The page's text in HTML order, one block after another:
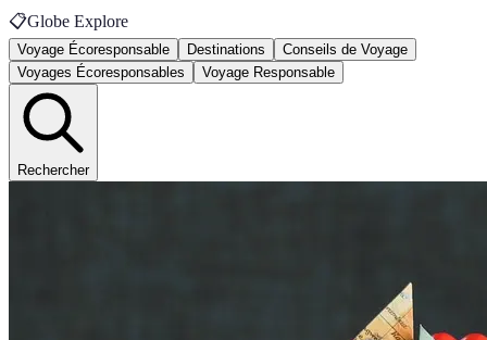
📋Globe Explore
Voyage Écoresponsable Destinations
Conseils de Voyage
Voyages Écoresponsables
Voyage Responsable
Rechercher